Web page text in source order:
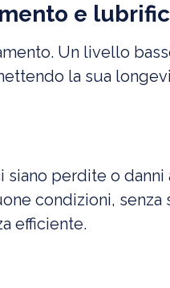
e
Un livello
la sua
siano perdite o danni
condizioni, senza
efficiente.